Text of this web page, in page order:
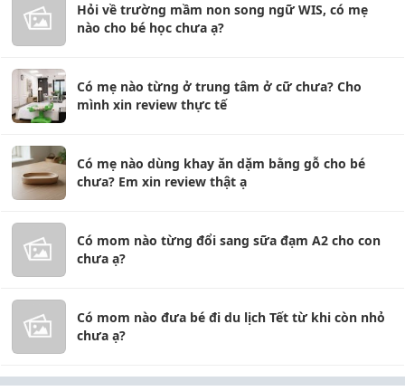
Hỏi về trường mầm non song ngữ WIS, có mẹ
nào cho bé học chưa ạ?
Có mẹ nào từng ở trung tâm ở cữ chưa? Cho
mình xin review thực tế
Có mẹ nào dùng khay ăn dặm bằng gỗ cho bé
chưa? Em xin review thật ạ
Có mom nào từng đổi sang sữa đạm A2 cho con
chưa ạ?
Có mom nào đưa bé đi du lịch Tết từ khi còn nhỏ
chưa ạ?